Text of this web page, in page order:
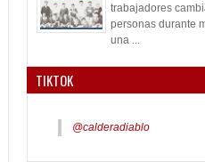
Balance de gestión: duro video
10
Aug
04
trabajadores
personas durante
una ...
TIKTOK
@calderadiablo